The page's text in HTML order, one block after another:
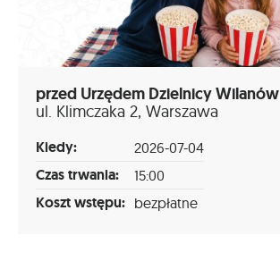
przed Urzędem Dzielnicy Wilanów
ul. Klimczaka 2, Warszawa
Kiedy: 2026-07-04
Czas trwania: 15:00
Koszt wstępu: bezpłatne